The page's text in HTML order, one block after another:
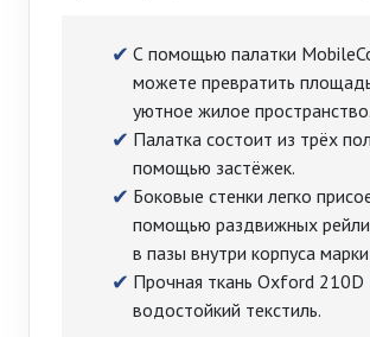
С помощью палатки
можете превратить
уютное жилое пространство.
Палатка состоит из трёх
помощью застёжек.
Боковые стенки легко
помощью раздвижных
в пазы внутри корпуса
Прочная ткань Oxford
водостойкий текстиль.